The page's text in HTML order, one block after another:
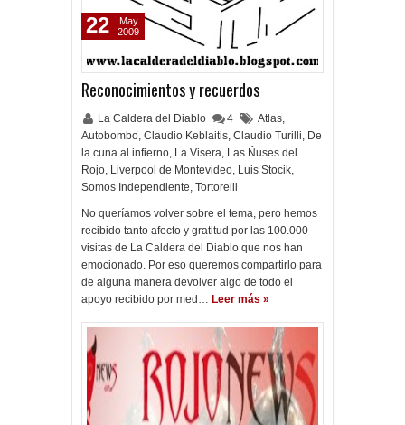
Reconocimientos y recuerdos
La Caldera del Diablo 4 Atlas,
Autobombo, Claudio Keblaitis, Claudio Turilli, De
la cuna al infierno, La Visera, Las Ñuses del
Rojo, Liverpool de Montevideo, Luis Stocik,
Somos Independiente, Tortorelli
No queríamos volver sobre el tema, pero hemos
recibido tanto afecto y gratitud por las 100.000
visitas de La Caldera del Diablo que nos han
emocionado. Por eso queremos compartirlo para
de alguna manera devolver algo de todo el
apoyo recibido por med… Leer más »
22
May
2009